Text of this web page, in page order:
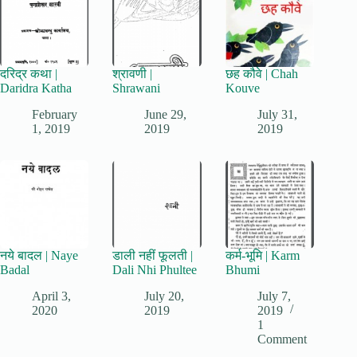
दरिद्र कथा |
Daridra Katha
February
1, 2019
श्रावणी |
Shrawani
June 29,
2019
छह कौवे | Chah
Kouve
July 31,
2019
नये बादल | Naye
Badal
April 3,
2020
डाली नहीं फूलती |
Dali Nhi Phultee
July 20,
2019
कर्म-भूमि | Karm
Bhumi
July 7,
2019
1
Comment